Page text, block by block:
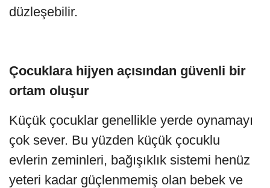
düzleşebilir.
Çocuklara hijyen açısından güvenli bir
ortam oluşur
Küçük çocuklar genellikle yerde oynamayı
çok sever. Bu yüzden küçük çocuklu
evlerin zeminleri, bağışıklık sistemi henüz
yeteri kadar güçlenmemiş olan bebek ve